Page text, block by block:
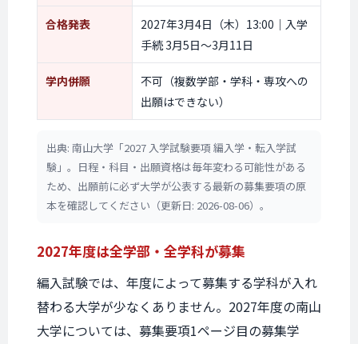
合格発表
2027年3月4日（木）13:00｜入学
手続 3月5日〜3月11日
学内併願
不可（複数学部・学科・専攻への
出願はできない）
出典: 南山大学「2027 入学試験要項 編入学・転入学試
験」。日程・科目・出願資格は毎年変わる可能性がある
ため、出願前に必ず大学が公表する最新の募集要項の原
本を確認してください（更新日: 2026-08-06）。
2027年度は全学部・全学科が募集
編入試験では、年度によって募集する学科が入れ
替わる大学が少なくありません。2027年度の南山
大学については、募集要項1ページ目の募集学